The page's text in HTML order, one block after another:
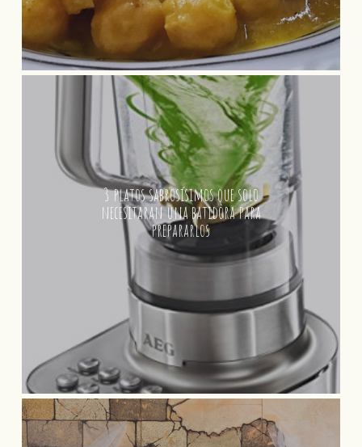
3 platos sabrosísimos que solo
necesitaran una batidora para
prepararlos